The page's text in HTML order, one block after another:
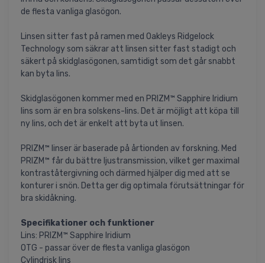
de flesta vanliga glasögon.
Linsen sitter fast på ramen med Oakleys Ridgelock
Technology som säkrar att linsen sitter fast stadigt och
säkert på skidglasögonen, samtidigt som det går snabbt
kan byta lins.
Skidglasögonen kommer med en PRIZM™ Sapphire Iridium
lins som är en bra solskens-lins. Det är möjligt att köpa till
ny lins, och det är enkelt att byta ut linsen.
PRIZM™ linser är baserade på årtionden av forskning. Med
PRIZM™ får du bättre ljustransmission, vilket ger maximal
kontraståtergivning och därmed hjälper dig med att se
konturer i snön. Detta ger dig optimala förutsättningar för
bra skidåkning.
Specifikationer och funktioner
Lins: PRIZM™ Sapphire Iridium
OTG - passar över de flesta vanliga glasögon
Cylindrisk lins